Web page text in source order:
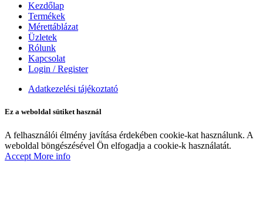
Kezdőlap
Termékek
Mérettáblázat
Üzletek
Rólunk
Kapcsolat
Login / Register
Adatkezelési tájékoztató
Ez a weboldal sütiket használ
A felhasználói élmény javítása érdekében cookie-kat használunk. A
weboldal böngészésével Ön elfogadja a cookie-k használatát.
Accept More info